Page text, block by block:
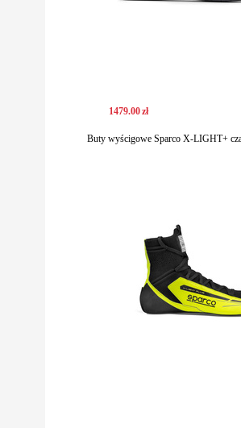
1479.00zł
Buty wyścigowe Sparco X-LIGHT+